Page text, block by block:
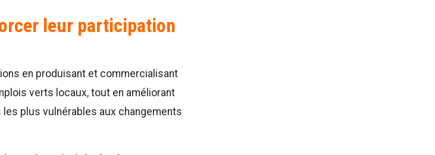
leur participation
en produisant et commercialisant
verts locaux, tout en améliorant
plus vulnérables aux changements